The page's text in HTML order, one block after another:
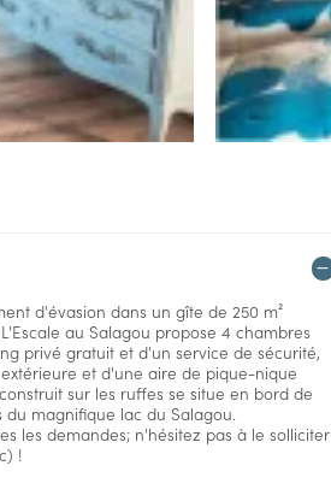
d'évasion dans un gîte de 250 m²
au Salagou propose 4 chambres
privé gratuit et d'un service de sécurité,
et d'une aire de pique-nique
sur les ruffes se situe en bord de
du magnifique lac du Salagou.
les demandes; n'hésitez pas à le solliciter
!